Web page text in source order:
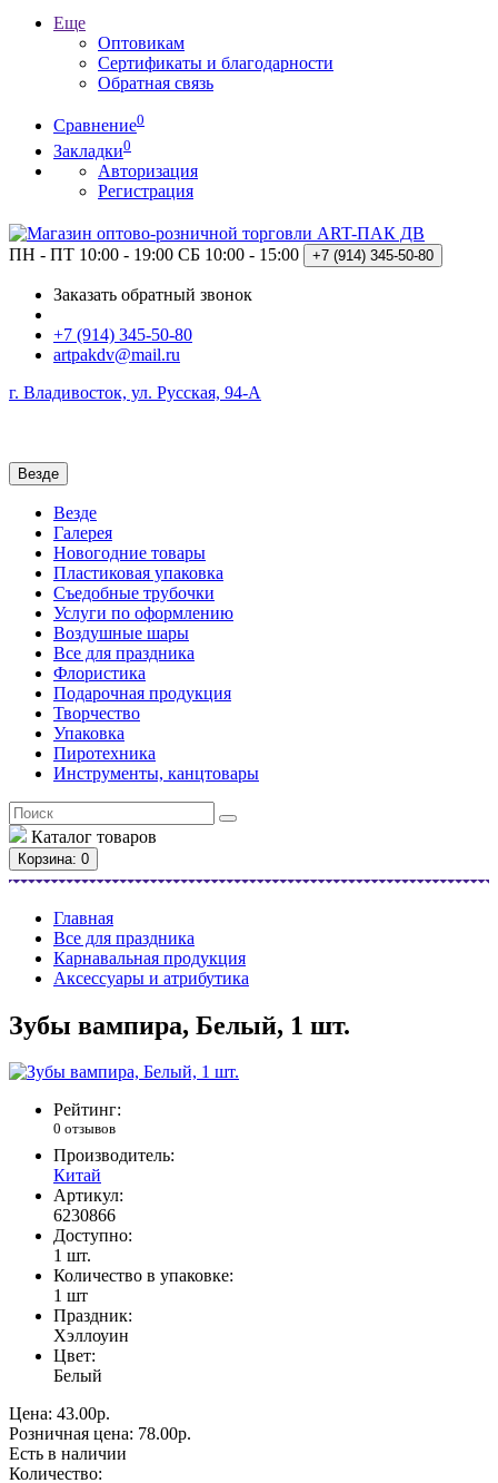
Еще
Оптовикам
Сертификаты и благодарности
Обратная связь
Сравнение0
Закладки0
Авторизация
Регистрация
ПН - ПТ 10:00 - 19:00 СБ 10:00 - 15:00 +7 (914) 345-50-80
Заказать обратный звонок
+7 (914) 345-50-80
artpakdv@mail.ru
г. Владивосток, ул. Русская, 94-А
Везде
Везде
Галерея
Новогодние товары
Пластиковая упаковка
Съедобные трубочки
Услуги по оформлению
Воздушные шары
Все для праздника
Флористика
Подарочная продукция
Творчество
Упаковка
Пиротехника
Инструменты, канцтовары
Каталог товаров
Корзина: 0
Главная
Все для праздника
Карнавальная продукция
Аксессуары и атрибутика
Зубы вампира, Белый, 1 шт.
Рейтинг:
0 отзывов
Производитель:
Китай
Артикул:
6230866
Доступно:
1 шт.
Количество в упаковке:
1 шт
Праздник:
Хэллоуин
Цвет:
Белый
Цена: 43.00р.
Розничная цена: 78.00р.
Есть в наличии
Количество: